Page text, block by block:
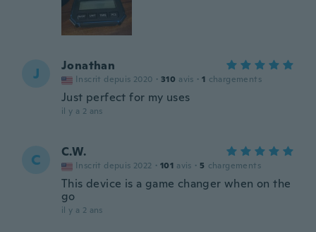
J Jonathan
Inscrit depuis 2020 · 310 avis · 1 chargements
Just perfect for my uses
il y a 2 ans
C C.W.
Inscrit depuis 2022 · 101 avis · 5 chargements
This device is a game changer when on the
go
il y a 2 ans